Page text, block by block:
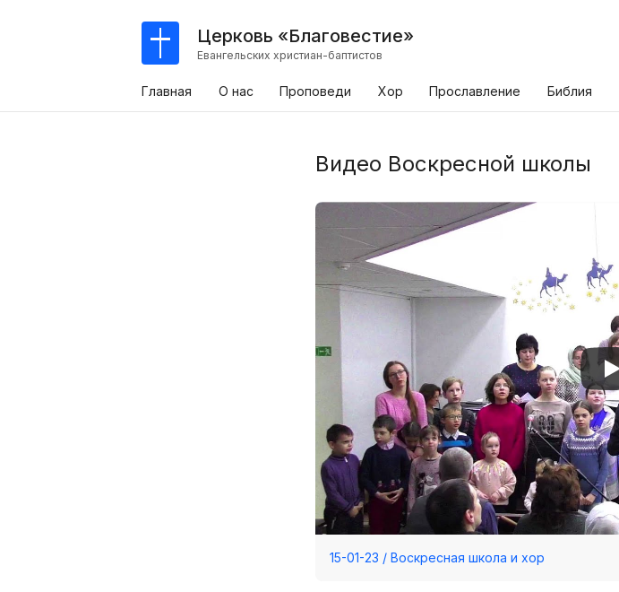
Церковь «Благовестие»
Евангельских христиан-баптистов
Главная О нас Проповеди Хор Прославление Библия
Видео Воскресной школы
15-01-23 / Воскресная школа и хор